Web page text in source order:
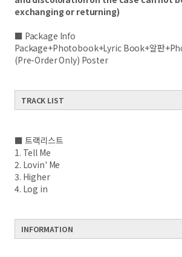
exchanging or returning)
■ Package Info
Package+Photobook+Lyric Book+알판
(Pre-Order Only) Poster
TRACK LIST
■ 트랙리스트
1. Tell Me
2. Lovin' Me
3. Higher
4. Log in
INFORMATION